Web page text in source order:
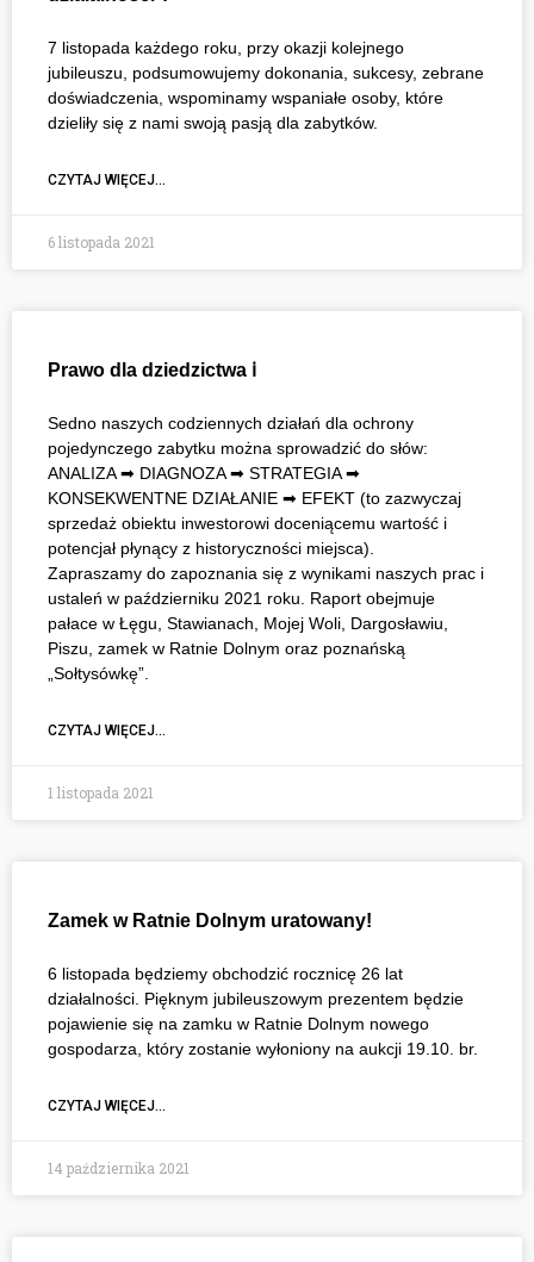
7 listopada każdego roku, przy okazji kolejnego
jubileuszu, podsumowujemy dokonania, sukcesy, zebrane
doświadczenia, wspominamy wspaniałe osoby, które
dzieliły się z nami swoją pasją dla zabytków.
CZYTAJ WIĘCEJ...
6 listopada 2021
Prawo dla dziedzictwa ℹ
Sedno naszych codziennych działań dla ochrony
pojedynczego zabytku można sprowadzić do słów:
ANALIZA ➡ DIAGNOZA ➡ STRATEGIA ➡
KONSEKWENTNE DZIAŁANIE ➡ EFEKT (to zazwyczaj
sprzedaż obiektu inwestorowi doceniącemu wartość i
potencjał płynący z historyczności miejsca).
Zapraszamy do zapoznania się z wynikami naszych prac i
ustaleń w październiku 2021 roku. Raport obejmuje
pałace w Łęgu, Stawianach, Mojej Woli, Dargosławiu,
Piszu, zamek w Ratnie Dolnym oraz poznańską
„Sołtysówkę”.
CZYTAJ WIĘCEJ...
1 listopada 2021
Zamek w Ratnie Dolnym uratowany!
6 listopada będziemy obchodzić rocznicę 26 lat
działalności. Pięknym jubileuszowym prezentem będzie
pojawienie się na zamku w Ratnie Dolnym nowego
gospodarza, który zostanie wyłoniony na aukcji 19.10. br.
CZYTAJ WIĘCEJ...
14 października 2021